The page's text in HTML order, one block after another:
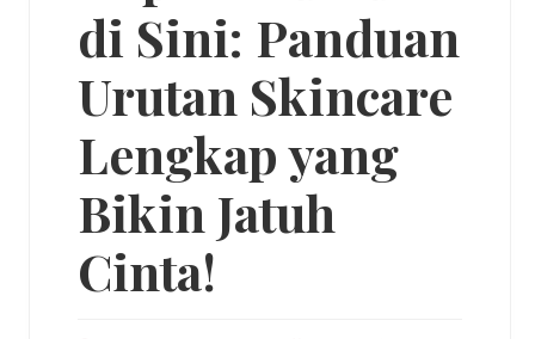
di Sini: Panduan
Urutan Skincare
Lengkap yang
Bikin Jatuh
Cinta!